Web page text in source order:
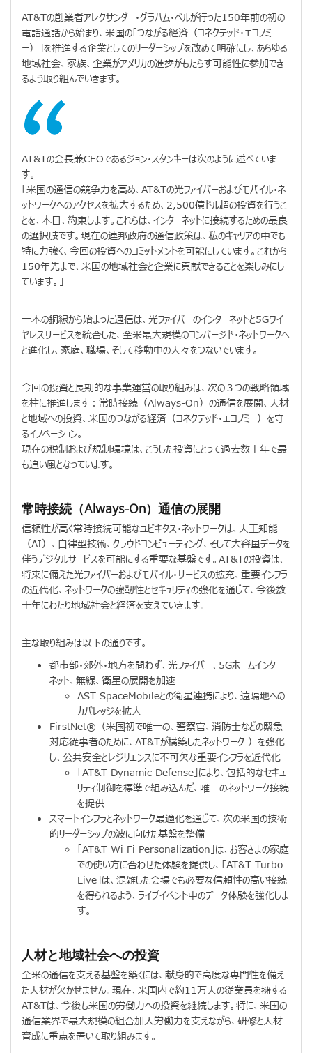
AT&Tの創業者アレクサンダー・グラハム・ベルが行った150年前の初の
電話通話から始まり、米国の「つながる経済（コネクテッド・エコノミ
ー）」を推進する企業としてのリーダーシップを改めて明確にし、あらゆる
地域社会、家族、企業がアメリカの進歩がもたらす可能性に参加でき
るよう取り組んでいきます。
AT&Tの会長兼CEOであるジョン・スタンキーは次のように述べていま
す。
「米国の通信の競争力を高め、AT&Tの光ファイバーおよびモバイル・ネ
ットワークへのアクセスを拡大するため、2,500億ドル超の投資を行うこ
とを、本日、約束します。これらは、インターネットに接続するための最良
の選択肢です。現在の連邦政府の通信政策は、私のキャリアの中でも
特に力強く、今回の投資へのコミットメントを可能にしています。これから
150年先まで、米国の地域社会と企業に貢献できることを楽しみにし
ています。」
一本の銅線から始まった通信は、光ファイバーのインターネットと5Gワイ
ヤレスサービスを統合した、全米最大規模のコンバージド・ネットワークへ
と進化し、家庭、職場、そして移動中の人々をつないでいます。
今回の投資と長期的な事業運営の取り組みは、次の３つの戦略領域
を柱に推進します：常時接続（Always-On）の通信を展開、人材
と地域への投資、米国のつながる経済（コネクテッド・エコノミー）を守
るイノベーション。
現在の税制および規制環境は、こうした投資にとって過去数十年で最
も追い風となっています。
常時接続（Always-On）通信の展開
信頼性が高く常時接続可能なユビキタス・ネットワークは、人工知能
（AI）、自律型技術、クラウドコンピューティング、そして大容量データを
伴うデジタルサービスを可能にする重要な基盤です。AT&Tの投資は、
将来に備えた光ファイバーおよびモバイル・サービスの拡充、重要インフラ
の近代化、ネットワークの強靭性とセキュリティの強化を通じて、今後数
十年にわたり地域社会と経済を支えていきます。
主な取り組みは以下の通りです。
都市部・郊外・地方を問わず、光ファイバー、5Gホームインター
ネット、無線、衛星の展開を加速
AST SpaceMobileとの衛星連携により、遠隔地への
カバレッジを拡大
FirstNet®（米国初で唯一の、警察官、消防士などの緊急
対応従事者のために、AT&Tが構築したネットワーク ）を強化
し、公共安全とレジリエンスに不可欠な重要インフラを近代化
「AT&T Dynamic Defense」により、包括的なセキュ
リティ制御を標準で組み込んだ、唯一のネットワーク接続
を提供
スマートインフラとネットワーク最適化を通じて、次の米国の技術
的リーダーシップの波に向けた基盤を整備
「AT&T Wi Fi Personalization」は、お客さまの家庭
での使い方に合わせた体験を提供し、「AT&T Turbo
Live」は、混雑した会場でも必要な信頼性の高い接続
を得られるよう、ライブイベント中のデータ体験を強化しま
す。
人材と地域社会への投資
全米の通信を支える基盤を築くには、献身的で高度な専門性を備え
た人材が欠かせません。現在、米国内で約11万人の従業員を擁する
AT&Tは、今後も米国の労働力への投資を継続します。特に、米国の
通信業界で最大規模の組合加入労働力を支えながら、研修と人材
育成に重点を置いて取り組みます。